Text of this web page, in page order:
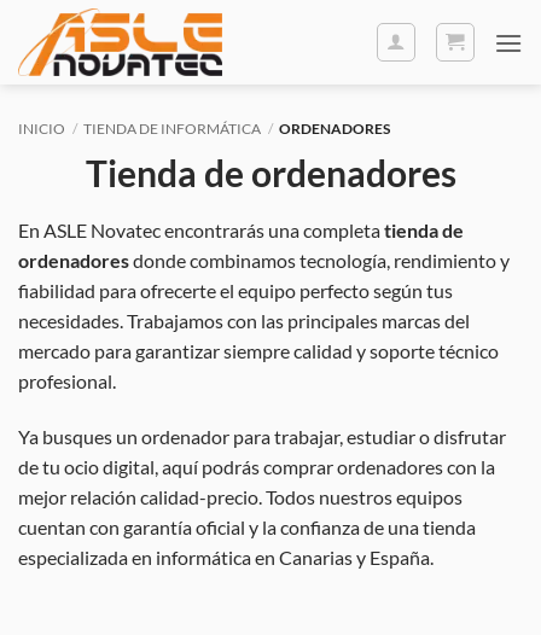
contenido
INICIO / TIENDA DE INFORMÁTICA / ORDENADORES
Tienda de ordenadores
En ASLE Novatec encontrarás una completatienda de
ordenadoresdonde combinamos tecnología, rendimiento y
fiabilidad para ofrecerte el equipo perfecto según tus
necesidades. Trabajamos con las principales marcas del
mercado para garantizar siempre calidad y soporte técnico
profesional.
Ya busques un ordenador para trabajar, estudiar o disfrutar
de tu ocio digital, aquí podrás comprar ordenadores con la
mejor relación calidad-precio. Todos nuestros equipos
cuentan con garantía oficial y la confianza de una tienda
especializada en informática en Canarias y España.